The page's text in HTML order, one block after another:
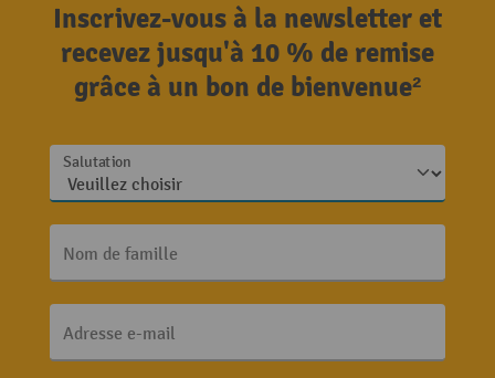
Inscrivez-vous à la newsletter et
recevez jusqu'à 10 % de remise
grâce à un bon de bienvenue²
Salutation
Nom de famille
Adresse e-mail